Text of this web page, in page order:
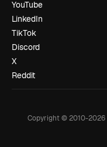
YouTube
LinkedIn
TikTok
Discord
X
Reddit
Copyright © 2010-2026